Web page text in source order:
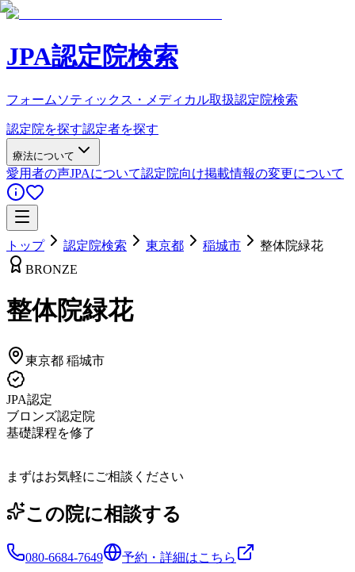
JPA認定院検索
フォームソティックス・メディカル取扱認定院検索
認定院を探す認定者を探す
療法について
愛用者の声JPAについて認定院向け掲載情報の変更について
トップ 認定院検索 東京都 稲城市
整体院緑花
BRONZE
整体院緑花
東京都 稲城市
JPA認定
ブロンズ認定院
基礎課程を修了
まずはお気軽にご相談ください
この院に相談する
080-6684-7649 予約・詳細はこちら